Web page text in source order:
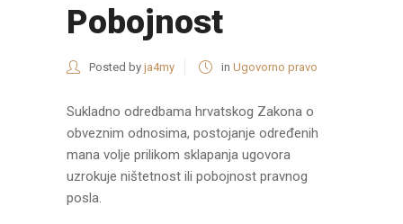
Pobojnost
Posted by ja4my in Ugovorno pravo
Sukladno odredbama hrvatskog Zakona o
obveznim odnosima, postojanje određenih
mana volje prilikom sklapanja ugovora
uzrokuje ništetnost ili pobojnost pravnog
posla.